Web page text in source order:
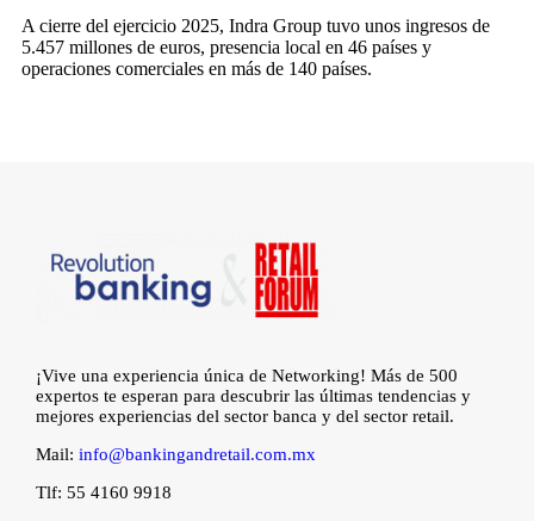
A cierre del ejercicio 2025, Indra Group tuvo unos ingresos de
5.457 millones de euros, presencia local en 46 países y
operaciones comerciales en más de 140 países.
¡Vive una experiencia única de Networking! Más de 500
expertos te esperan para descubrir las últimas tendencias y
mejores experiencias del sector banca y del sector retail.
Mail: info@bankingandretail.com.mx
Tlf: 55 4160 9918